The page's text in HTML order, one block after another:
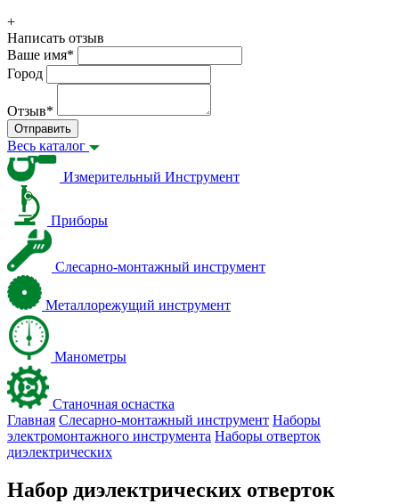
+
Написать отзыв
Ваше имя*
Город
Отзыв*
Отправить
Весь каталог
Измерительный Инструмент
Приборы
Слесарно-монтажный инструмент
Металлорежущий инструмент
Манометры
Станочная оснастка
Главная Слесарно-монтажный инструмент Наборы
электромонтажного инструмента Наборы отверток
диэлектрических
Набор диэлектрических отверток